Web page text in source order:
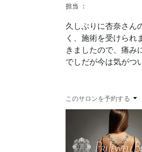
担当 ：
久しぶりに杏奈さん
く、施術を受けら
きましたので、痛み
でしだが今は気がつ
このサロンを予約する